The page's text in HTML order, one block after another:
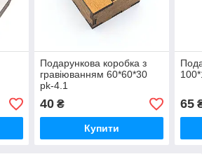
Подарункова коробка з
гравіюванням 60*60*30
pk-4.1
40₴
Купити
65